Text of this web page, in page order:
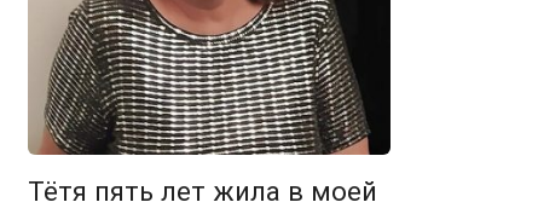
Тётя пять лет жила в моей